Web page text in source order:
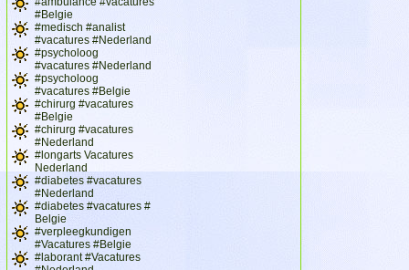
#Belgie
#medisch #analist
#vacatures #Nederland
#psycholoog
#vacatures #Nederland
#psycholoog
#vacatures #Belgie
#chirurg #vacatures
#Belgie
#chirurg #vacatures
#Nederland
#longarts Vacatures
Nederland
#diabetes #vacatures
#Nederland
#diabetes #vacatures #
Belgie
#verpleegkundigen
#Vacatures #Belgie
#laborant #Vacatures